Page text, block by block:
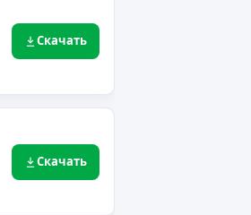
Скачать
Скачать